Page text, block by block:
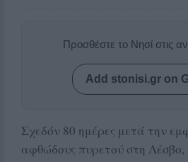
Προσθέστε το Νησί στις
Add stonisi.gr on
Σχεδόν 80 ημέρες μετά την
αφθώδους πυρετού στη Λέσβο,